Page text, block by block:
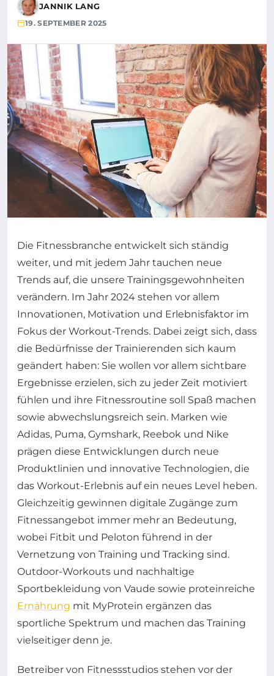
JANNIK LANG
19. SEPTEMBER 2025
Die Fitnessbranche entwickelt sich ständig
weiter, und mit jedem Jahr tauchen neue
Trends auf, die unsere Trainingsgewohnheiten
verändern. Im Jahr 2024 stehen vor allem
Innovationen, Motivation und Erlebnisfaktor im
Fokus der Workout-Trends. Dabei zeigt sich, dass
die Bedürfnisse der Trainierenden sich kaum
geändert haben: Sie wollen vor allem sichtbare
Ergebnisse erzielen, sich zu jeder Zeit motiviert
fühlen und ihre Fitnessroutine soll Spaß machen
sowie abwechslungsreich sein. Marken wie
Adidas, Puma, Gymshark, Reebok und Nike
prägen diese Entwicklungen durch neue
Produktlinien und innovative Technologien, die
das Workout-Erlebnis auf ein neues Level heben.
Gleichzeitig gewinnen digitale Zugänge zum
Fitnessangebot immer mehr an Bedeutung,
wobei Fitbit und Peloton führend in der
Vernetzung von Training und Tracking sind.
Outdoor-Workouts und nachhaltige
Sportbekleidung von Vaude sowie proteinreiche
Ernährung mit MyProtein ergänzen das
sportliche Spektrum und machen das Training
vielseitiger denn je.
Betreiber von Fitnessstudios stehen vor der